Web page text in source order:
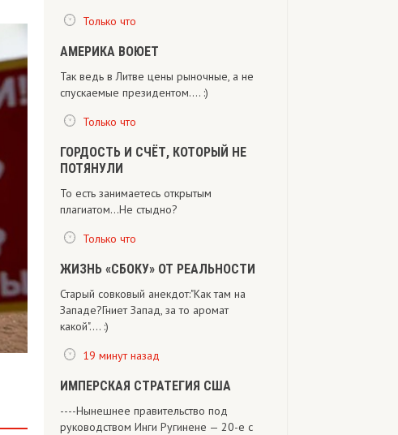
Только что
АМЕРИКА ВОЮЕТ
Так ведь в Литве цены рыночные, а не
спускаемые президентом.... :)
Только что
ГОРДОСТЬ И СЧЁТ, КОТОРЫЙ НЕ
ПОТЯНУЛИ
То есть занимаетесь открытым
плагиатом...Не стыдно?
Только что
ЖИЗНЬ «СБОКУ» ОТ РЕАЛЬНОСТИ
Старый совковый анекдот:"Как там на
Западе?Гниет Запад, за то аромат
какой".... :)
19 минут назад
ИМПЕРСКАЯ СТРАТЕГИЯ США
----Нынешнее правительство под
руководством Инги Ругинене — 20-е с